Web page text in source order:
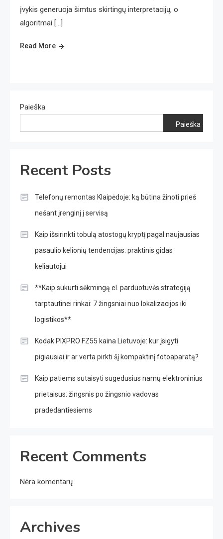
įvykis generuoja šimtus skirtingų interpretacijų, o
algoritmai […]
Read More
Paieška
Paieška
Recent Posts
Telefonų remontas Klaipėdoje: ką būtina žinoti prieš
nešant įrenginį į servisą
Kaip išsirinkti tobulą atostogų kryptį pagal naujausias
pasaulio kelionių tendencijas: praktinis gidas
keliautojui
**Kaip sukurti sėkmingą el. parduotuvės strategiją
tarptautinei rinkai: 7 žingsniai nuo lokalizacijos iki
logistikos**
Kodak PIXPRO FZ55 kaina Lietuvoje: kur įsigyti
pigiausiai ir ar verta pirkti šį kompaktinį fotoaparatą?
Kaip patiems sutaisyti sugedusius namų elektroninius
prietaisus: žingsnis po žingsnio vadovas
pradedantiesiems
Recent Comments
Nėra komentarų.
Archives